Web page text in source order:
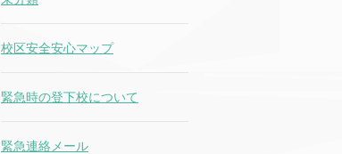
校区安全安心マップ
緊急時の登下校について
緊急連絡メール